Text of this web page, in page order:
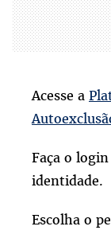
Acesse a
Faça o
identidade.
Escolha o